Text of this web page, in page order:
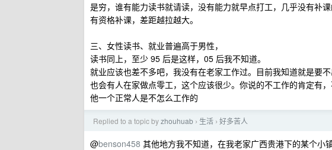
是穷，谁有能力读书就请读，没有能力就早点打工，几乎没有补
有资格补课，差距越拉越大。
三、女性读书、就业普遍高于男性，
读书同上，至少 95 后是这样，05 后我不知道。
就业应该也差不多吧，我没有在老家工作过。目前我知道就是要
也会有人在家做点零工，这个应该很少。你说的不工作的肯定有
他一个正常人是不怎么工作的
Replied to a topic byzhouhuab › 生活 › 好多苦人
@benson458 其他地方我不知道，在我老家广西贵港下的某个小